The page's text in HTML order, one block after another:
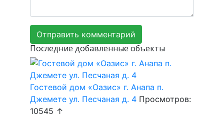
Последние добавленные объекты
Гостевой дом «Оазис» г. Анапа п.
Джемете ул. Песчаная д. 4 Просмотров:
10545 ↑